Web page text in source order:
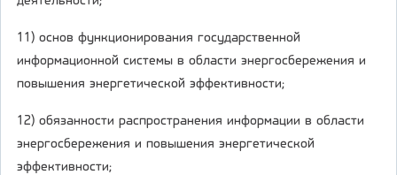
11) основ функционирования государственной
информационной системы в области энергосбережения и
повышения энергетической эффективности;
12) обязанности распространения информации в области
энергосбережения и повышения энергетической
эффективности;